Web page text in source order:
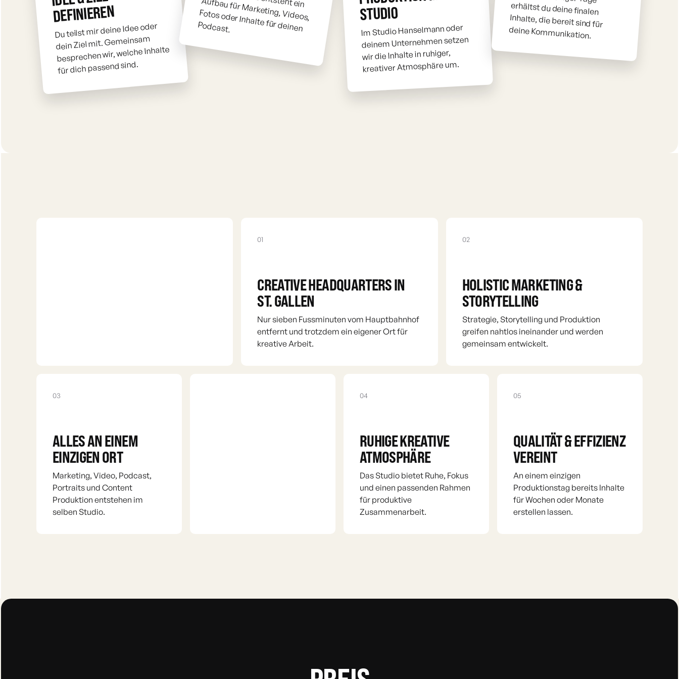
DEFINIEREN
Du teilst mir deine Idee oder
dein Ziel mit. Gemeinsam
besprechen wir, welche Inhalte
für dich passend sind.
Podcast.
STUDIO
Im Studio Hanselmann oder
deinem Unternehmen setzen
wir die Inhalte in ruhiger,
kreativer Atmosphäre um.
deine Kommunikation.
01
CREATIVE HEADQUARTERS IN
ST. GALLEN
Nur sieben Fussminuten vom Hauptbahnhof
entfernt und trotzdem ein eigener Ort für
kreative Arbeit.
02
HOLISTIC MARKETING &
STORYTELLING
Strategie, Storytelling und Produktion
greifen nahtlos ineinander und werden
gemeinsam entwickelt.
03
ALLES AN EINEM
EINZIGEN ORT
Marketing, Video, Podcast,
Portraits und Content
Produktion entstehen im
selben Studio.
04
RUHIGE KREATIVE
ATMOSPHÄRE
Das Studio bietet Ruhe, Fokus
und einen passenden Rahmen
für produktive
Zusammenarbeit.
05
QUALITÄT & EFFIZIENZ
VEREINT
An einem einzigen
Produktionstag bereits Inhalte
für Wochen oder Monate
erstellen lassen.